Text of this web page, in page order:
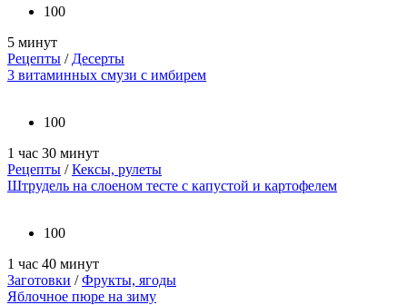
100
5 минут
Рецепты / Десерты
3 витаминных смузи с имбирем
100
1 час 30 минут
Рецепты /Кексы, рулеты
Штрудель на слоеном тесте с капустой и картофелем
100
1 час 40 минут
Заготовки /Фрукты, ягоды
Яблочное пюре на зиму